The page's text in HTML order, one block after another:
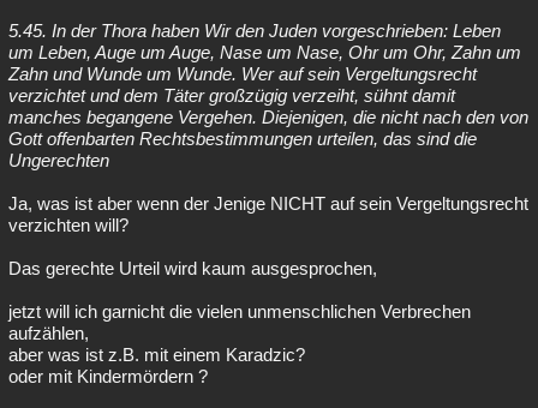
5.45. In der Thora haben Wir den Juden vorgeschrieben: Leben
um Leben, Auge um Auge, Nase um Nase, Ohr um Ohr, Zahn um
Zahn und Wunde um Wunde. Wer auf sein Vergeltungsrecht
verzichtet und dem Täter großzügig verzeiht, sühnt damit
manches begangene Vergehen. Diejenigen, die nicht nach den von
Gott offenbarten Rechtsbestimmungen urteilen, das sind die
Ungerechten
Ja, was ist aber wenn der Jenige NICHT auf sein Vergeltungsrecht
verzichten will?
Das gerechte Urteil wird kaum ausgesprochen,
jetzt will ich garnicht die vielen unmenschlichen Verbrechen
aufzählen,
aber was ist z.B. mit einem Karadzic?
oder mit Kindermördern ?